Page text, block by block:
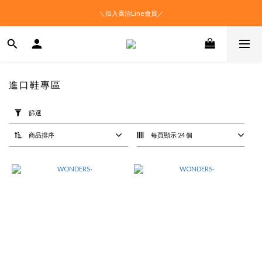
＼加入喬治Line會員／
篩
選
(0/20)
價格
(NT$)
進口鞋專區
篩選
商品排序 每頁顯示 24 個